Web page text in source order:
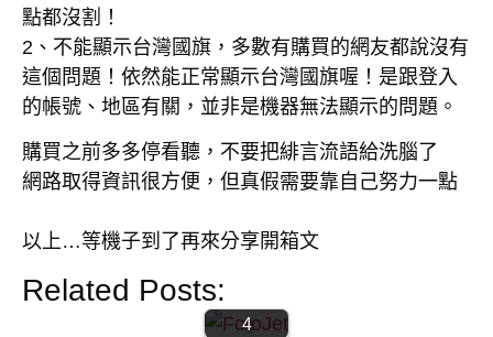
點都沒割！
2、不能顯示台灣國旗，多數有購買的網友都說沒有
這個問題！依然能正常顯示台灣國旗喔！是跟登入
的帳號、地區有關，並非是機器無法顯示的問題。
購買之前多多停看聽，不要把緋言流語給洗腦了
網路取得資訊很方便，但真假需要靠自己努力一點
以上…等機子到了再來分享開箱文
Related Posts:
【MAC】
外接盒 |
| 外接硬
碟 | 外接
MAC mini
4
【MAC】MAC
mini M4 | 開箱